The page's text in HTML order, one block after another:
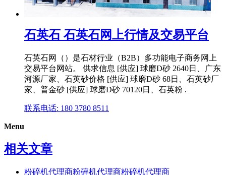
石英石 石英石网上行情及交易平台
石英石网（）是石材行业（B2B）多功能电子商务网上
交易平台网站。 供求信息 [供应] 球磨D砂 2640日、广东
河源厂家、石英砂价格 [供应] 球磨D砂 68日、石英砂厂
家、普金砂 [供应] 球磨D砂 70120日、石英粉 .
联系电话: 180 3780 8511
Menu
相关文章
粉碎机代理商粉碎机代理商粉碎机代理商